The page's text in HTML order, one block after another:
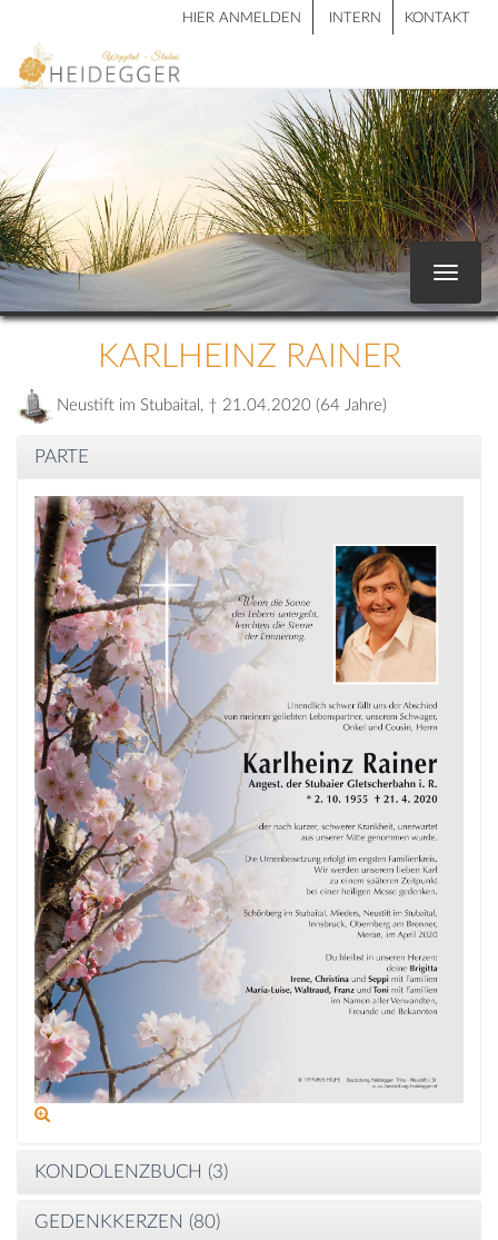
HIER ANMELDEN INTERN KONTAKT
Toggle
KARLHEINZ RAINER
Neustift im Stubaital, † 21.04.2020 (64 Jahre)
PARTE
KONDOLENZBUCH (3)
GEDENKKERZEN (80)